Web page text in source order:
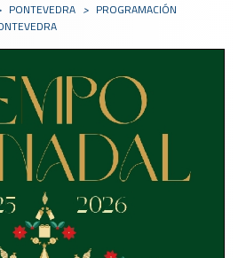
PONTEVEDRA > PROGRAMACIÓN